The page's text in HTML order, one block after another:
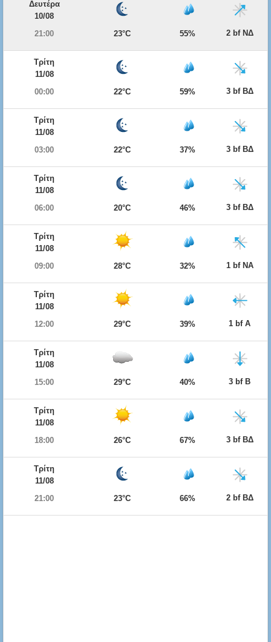
Δευτέρα
10/08
21:00
23°C 55% 2 bf ΝΔ
Τρίτη
11/08
00:00
22°C 59% 3 bf ΒΔ
Τρίτη
11/08
03:00
22°C 37% 3 bf ΒΔ
Τρίτη
11/08
06:00
20°C 46% 3 bf ΒΔ
Τρίτη
11/08
09:00
28°C 32% 1 bf ΝΑ
Τρίτη
11/08
12:00
29°C 39% 1 bf Α
Τρίτη
11/08
15:00
29°C 40% 3 bf Β
Τρίτη
11/08
18:00
26°C 67% 3 bf ΒΔ
Τρίτη
11/08
21:00
23°C 66% 2 bf ΒΔ